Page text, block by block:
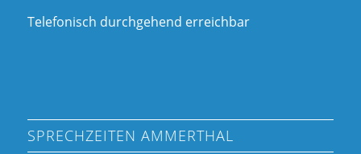
Telefonisch durchgehend erreichbar
SPRECHZEITEN AMMERTHAL